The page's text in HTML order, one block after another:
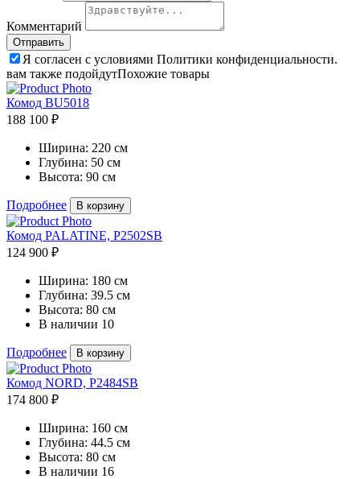
Комментарий
Я согласен с условиями Политики конфиденциальности.
вам также подойдутПохожие товары
Комод BU5018
188 100 ₽
Ширина: 220 см
Глубина: 50 см
Высота: 90 см
Подробнее В корзину
Комод PALATINE, P2502SB
124 900 ₽
Ширина: 180 см
Глубина: 39.5 см
Высота: 80 см
В наличии 10
Подробнее В корзину
Комод NORD, P2484SB
174 800 ₽
Ширина: 160 см
Глубина: 44.5 см
Высота: 80 см
В наличии 16